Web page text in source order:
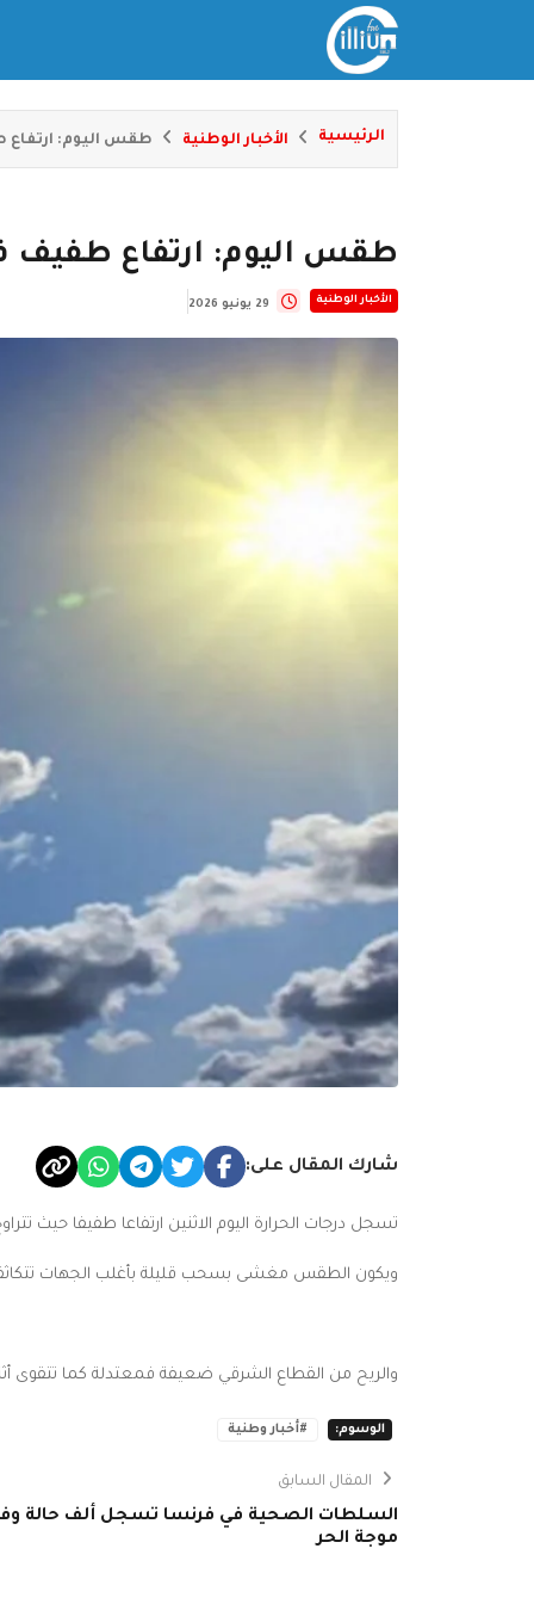
الرئيسية الأخبار الوطنية طقس اليوم: ارتفاع
طقس اليوم: ارتفاع طفيف
الأخبار الوطنية
شارك المقال على:
تسجل درجات الحرارة اليوم الاثنين ارتفاعا طفيفا حيث تتراوح القصوى بين 32 و 35 درجة بالمناطق الساحلية والمرتفعات وبين 36 و 40 درجة
ويكون الطقس مغشى بسحب قليلة بأغلب الجهات تتكاثف
والريح من القطاع الشرقي ضعيفة فمعتدلة كما تتقوى
الوسوم: #أخبار وطنية
المقال السابق
السلطات الصحية في فرنسا تسجل ألف حالة
موجة الحر